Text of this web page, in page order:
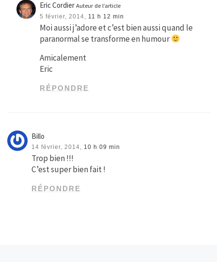
Eric Cordier Auteur de l’article
5 février, 2014, 11 h 12 min
Moi aussi j’adore et c’est bien aussi quand le
paranormal se transforme en humour
Amicalement
Eric
RÉPONDRE
Billo
14 février, 2014, 10 h 09 min
Trop bien !!!
C’est super bien fait !
RÉPONDRE